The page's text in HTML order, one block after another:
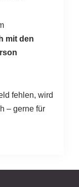
mit den
fehlen, wird
– gerne für